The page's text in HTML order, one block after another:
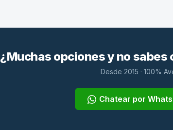
¿Muchas opciones y no sabes
Desde 2015 · 100%
Chatear por